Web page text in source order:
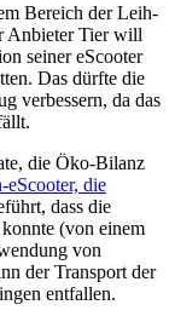
Bereich der Leih-
Anbieter Tier will
seiner eScooter
Das dürfte die
verbessern, da das
die Öko-Bilanz
eScooter, die
dass die
(von einem
von
der Transport der
entfallen.